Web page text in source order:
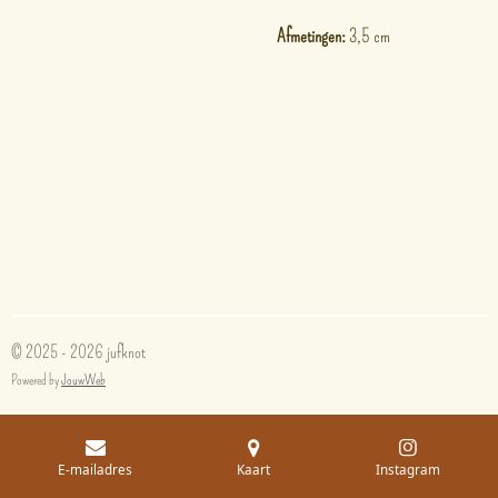
Afmetingen: 3,5 cm
© 2025 - 2026 jufknot
Powered byJouwWeb
E-mailadres Kaart Instagram